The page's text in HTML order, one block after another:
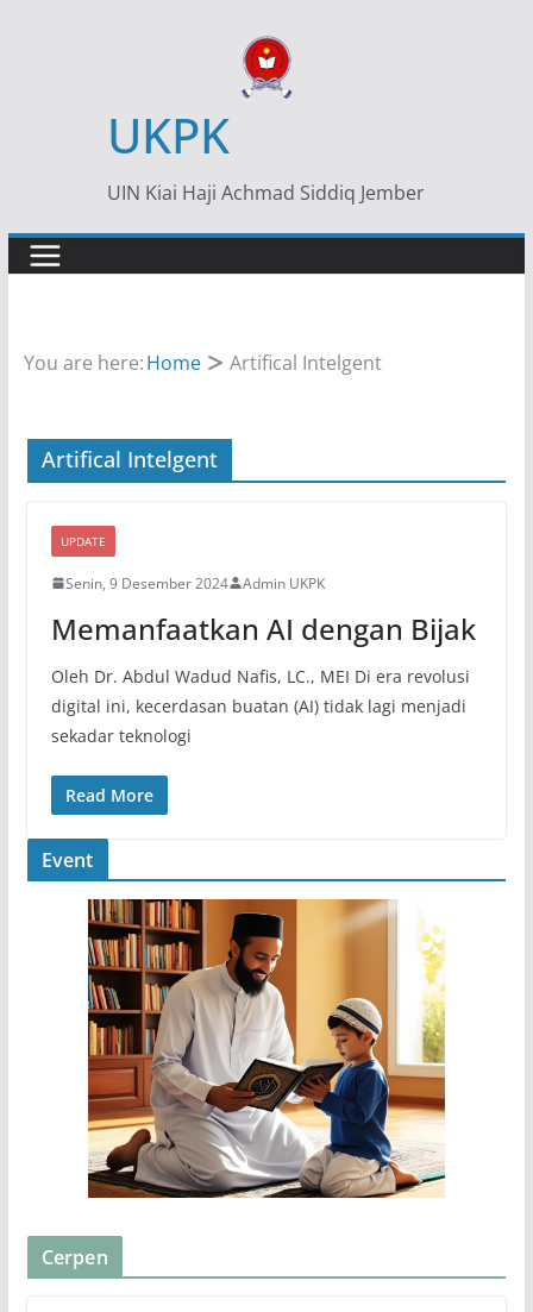
UKPK
UIN Kiai Haji Achmad Siddiq Jember
You are here:Home Artifical Intelgent
Artifical Intelgent
UPDATE
Senin, 9 Desember 2024 Admin UKPK
Memanfaatkan AI dengan Bijak
Oleh Dr. Abdul Wadud Nafis, LC., MEI Di era revolusi
digital ini, kecerdasan buatan (AI) tidak lagi menjadi
sekadar teknologi
Read More
Event
Cerpen